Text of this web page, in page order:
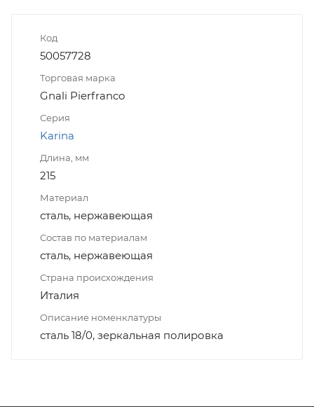
Код
50057728
Торговая марка
Gnali Pierfranco
Серия
Karina
Длина, мм
215
Материал
сталь, нержавеющая
Состав по материалам
сталь, нержавеющая
Страна происхождения
Италия
Описание номенклатуры
сталь 18/0, зеркальная полировка